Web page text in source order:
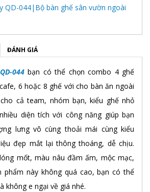
ĐÁNH GIÁ
044 bạn có thể chọn combo 4 ghế
6 hoặc 8 ghế với cho bàn ăn ngoài
cả team, nhóm bạn, kiểu ghế nhỏ
diện tích với công năng giúp bạn
lưng vô cùng thoải mái cùng kiểu
đẹp mắt lại thông thoáng, dễ chịu.
mốt, màu nâu đầm ấm, mộc mạc,
phẩm này không quá cao, bạn có thể
không e ngại về giá nhé.